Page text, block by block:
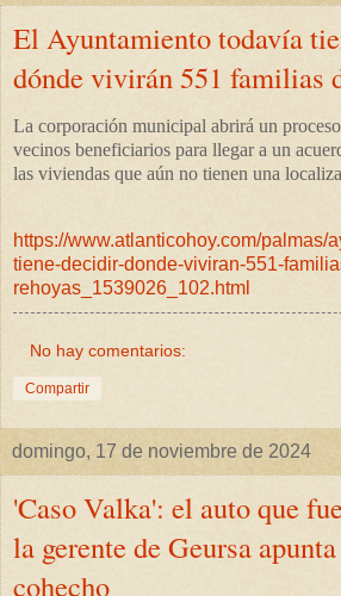
El Ayuntamiento todavía
dónde vivirán 551 familias
La corporación municipal abrirá un
vecinos beneficiarios para llegar a un
las viviendas que aún no tienen una
https://www.atlanticohoy.com/palmas/
tiene-decidir-donde-viviran-551-
rehoyas_1539026_102.html
No hay comentarios:
Compartir
domingo, 17 de noviembre de 2024
'Caso Valka': el auto que
la gerente de Geursa
cohecho